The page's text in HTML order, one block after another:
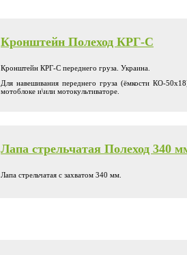
Кронштейн Полеход КРГ-С
Кронштейн КРГ-С переднего груза. Украина.
Для навешивания переднего груза (ёмкости КО-
мотоблоке и\или мотокультиваторе.
Лапа стрельчатая Полеход 340
Лапа стрельчатая с захватом 340 мм.